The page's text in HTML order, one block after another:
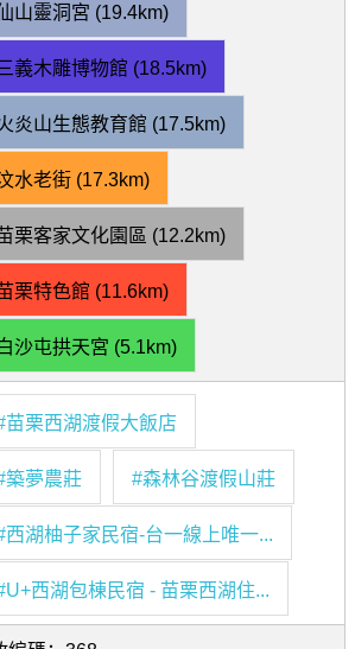
山靈洞宮 (19.4km)
義木雕博物館 (18.5km)
炎山生態教育館 (17.5km)
水老街 (17.3km)
栗客家文化園區 (12.2km)
栗特色館 (11.6km)
沙屯拱天宮 (5.1km)
苗栗西湖渡假大飯店
築夢農莊 #森林谷渡假山莊
西湖柚子家民宿‑台一線上唯一...
西湖包棟民宿 ‑ 苗栗西湖住...